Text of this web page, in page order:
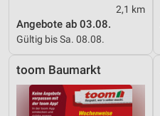
2,1 km
Angebote ab 03.08.
Gültig bis Sa. 08.08.
toom Baumarkt